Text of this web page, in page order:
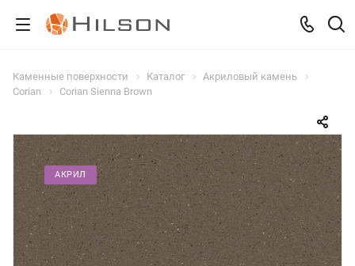
Каменные поверхности Каталог
Акриловый камень
Corian
Corian Sienna Brown
АКРИЛ